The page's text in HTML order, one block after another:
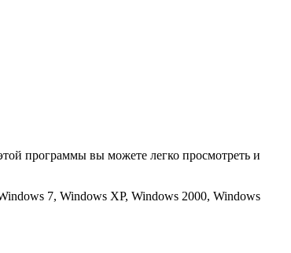
программы вы можете легко просмотреть и
7, Windows XP, Windows 2000, Windows